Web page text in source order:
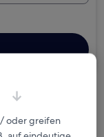
oder greifen